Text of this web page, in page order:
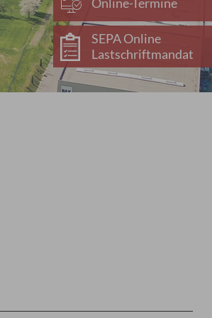
SEPA Online
Lastschriftmandat